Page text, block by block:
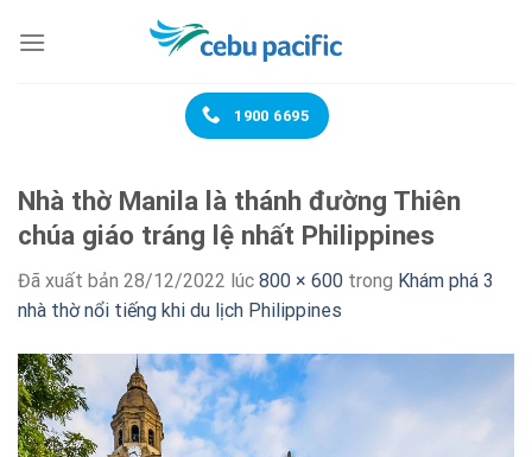
đến
1900 6695
Nhà thờ Manila là thánh đường Thiên
chúa giáo tráng lệ nhất Philippines
Đã xuất bản 28/12/2022 lúc 800 × 600 trong Khám phá 3
nhà thờ nổi tiếng khi du lịch Philippines